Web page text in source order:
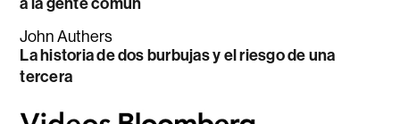
John Authers
La historia de dos burbujas y el riesgo de una
tercera